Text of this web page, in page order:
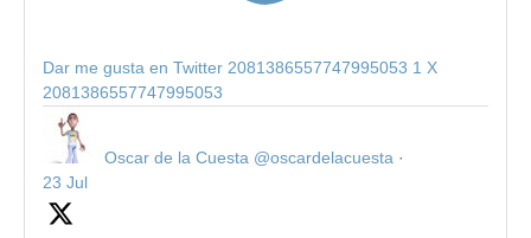
Dar me gusta en Twitter 2081386557747995053 1 X
2081386557747995053
Oscar de la Cuesta @oscardelacuesta ·
23 Jul